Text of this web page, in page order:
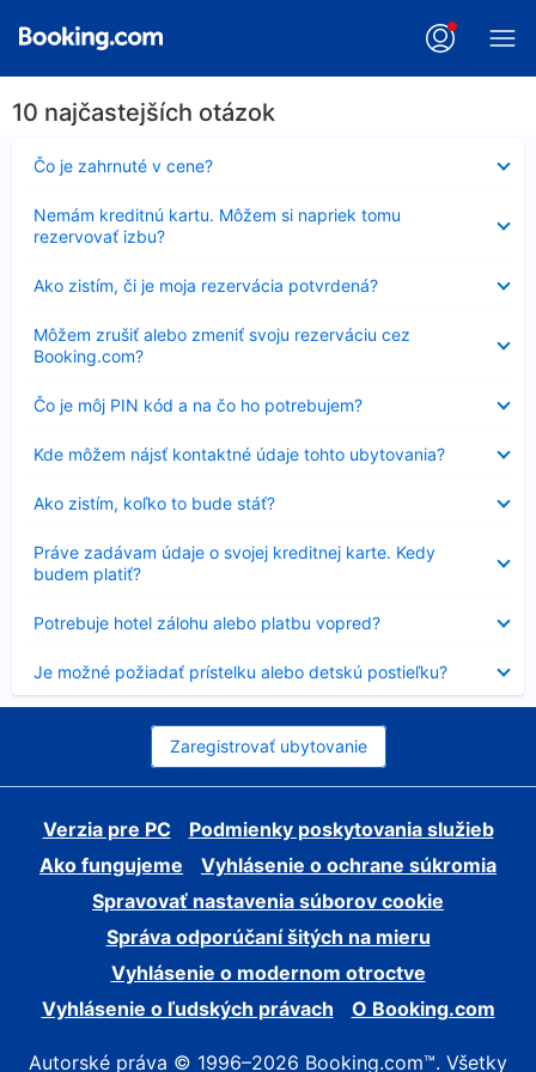
10 najčastejších otázok
Čo je zahrnuté v cene?
Nezobrazuje
sa
Nemám kreditnú kartu. Môžem si napriek tomu
rezervovať izbu?
sa
Ako zistím, či je moja rezervácia potvrdená?
sa
Môžem zrušiť alebo zmeniť svoju rezerváciu cez
Booking.com?
sa
Čo je môj PIN kód a na čo ho potrebujem?
Nezobrazuje
sa
Kde môžem nájsť kontaktné údaje tohto ubytovania?
sa
Ako zistím, koľko to bude stáť?
sa
Práve zadávam údaje o svojej kreditnej karte. Kedy
budem platiť?
sa
Potrebuje hotel zálohu alebo platbu vopred?
sa
Je možné požiadať prístelku alebo detskú postieľku?
sa
Zaregistrovať ubytovanie
Verzia pre PC
Podmienky poskytovania služieb
Ako fungujeme
Vyhlásenie o ochrane súkromia
Spravovať nastavenia súborov cookie
Správa odporúčaní šitých na mieru
Vyhlásenie o modernom otroctve
Vyhlásenie o ľudských právach
O Booking.com
Autorské práva © 1996–2026 Booking.com™. Všetky